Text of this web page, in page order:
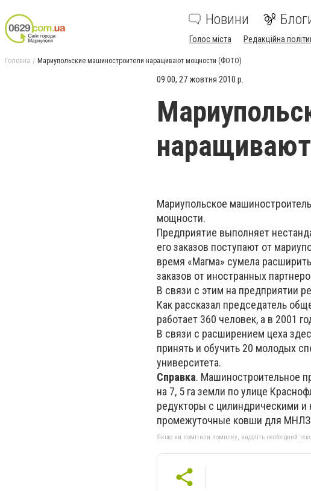
Новини
Голос міста Редакційна
Головна Мариупольские машиностроители наращивают мощности (ФОТО)
09:00, 27 жовтня 2010 р.
Мариупольское
мощности.
Предприятие выполняет
его заказов поступают от
время «Магма» сумела
заказов от иностранных
В связи с этим на предприятии
Как рассказал председатель
работает 360 человек, а в 2001
В связи с расширением цеха
принять и обучить 20 молодых
университета.
Справка. Машиностроительное
на 7, 5 га земли по улице
редукторы с цилиндрическими и
промежуточные ковши для МНЛЗ,
Якщо ви помітили помилку, виділіть необхідний